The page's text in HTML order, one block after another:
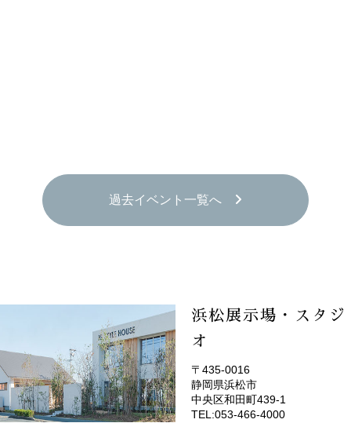
過去イベント一覧へ
浜松展示場・スタジ
オ
(EMOTOP浜松)
〒435-0016
静岡県浜松市
中央区和田町439-1
TEL:053-466-4000